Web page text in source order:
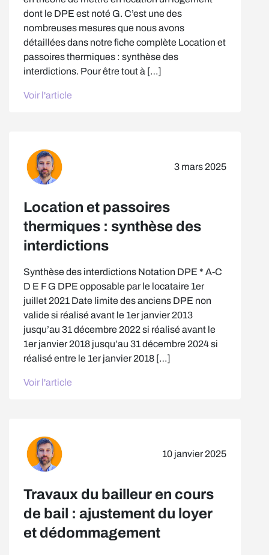
dont le DPE est noté G. C’est une des
nombreuses mesures que nous avons
détaillées dans notre fiche complète Location et
passoires thermiques : synthèse des
interdictions. Pour être tout à […]
Voir l'article
3 mars 2025
Location et passoires
thermiques : synthèse des
interdictions
Synthèse des interdictions Notation DPE * A-C
D E F G DPE opposable par le locataire 1er
juillet 2021 Date limite des anciens DPE non
valide si réalisé avant le 1er janvier 2013
jusqu’au 31 décembre 2022 si réalisé avant le
1er janvier 2018 jusqu’au 31 décembre 2024 si
réalisé entre le 1er janvier 2018 […]
Voir l'article
10 janvier 2025
Travaux du bailleur en cours
de bail : ajustement du loyer
et dédommagement